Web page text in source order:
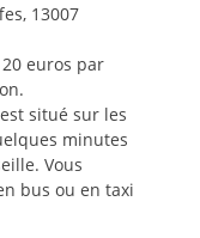
13007
euros par
est situé sur les
minutes
Vous
bus ou en taxi